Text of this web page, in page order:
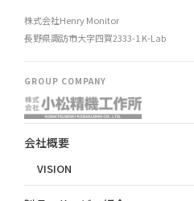
株式会社Henry Monitor
長野県諏訪市大字四賀2333-1 K-Lab
GROUP COMPANY
会社概要
VISION